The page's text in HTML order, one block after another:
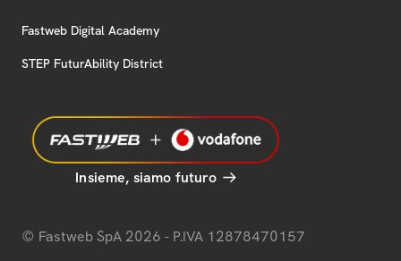
Fastweb Digital Academy
STEP FuturAbility District
Insieme, siamo futuro
© Fastweb SpA 2026 - P.IVA 12878470157